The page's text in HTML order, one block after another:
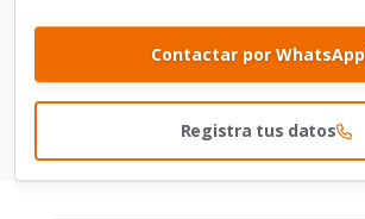
Contactar por WhatsApp
Registra tus datos